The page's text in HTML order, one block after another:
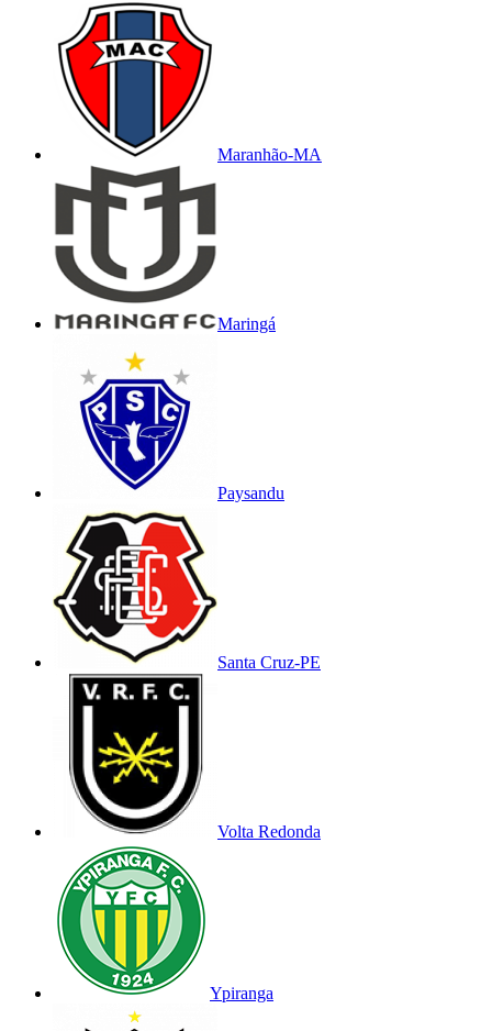
Maranhão-MA
Maringá
Paysandu
Santa Cruz-PE
Volta Redonda
Ypiranga